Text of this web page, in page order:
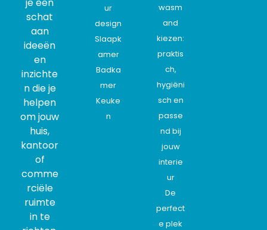
schat
aan
ideeën
en
inzichte
n die je
helpen
om jouw
huis,
kantoor
of
comme
rciële
ruimte
in te
ur
design
Slaapk
amer
Badka
mer
Keuke
n
wasm
and
kiezen:
praktis
ch,
hygiëni
sch en
passe
nd bij
jouw
interie
ur
De
perfect
e plek